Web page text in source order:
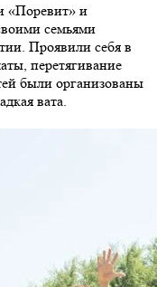
«Поревит» и
семьями
Проявили себя в
перетягивание
были организованы
вата.